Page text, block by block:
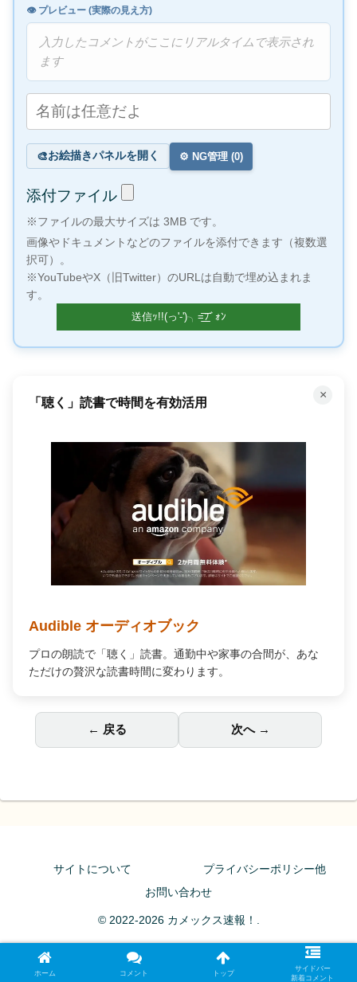
👁️ プレビュー (実際の見え方)
入力したコメントがここにリアルタイムで表示され
ます
🎨お絵描きパネルを開く ⚙️ NG管理 (0)
添付ファイル
※ファイルの最大サイズは 3MB です。
画像やドキュメントなどのファイルを添付できます（複数選
択可）。
※YouTubeやX（旧Twitter）のURLは自動で埋め込まれま
す。
×
「聴く」読書で時間を有効活用
Audible オーディオブック
プロの朗読で「聴く」読書。通勤中や家事の合間が、あな
ただけの贅沢な読書時間に変わります。
← 戻る 次へ →
サイトについて
プライバシーポリシー他
お問い合わせ
© 2022-2026 カメックス速報！.
ホーム コメント トップ
サイドバー
新着コメント